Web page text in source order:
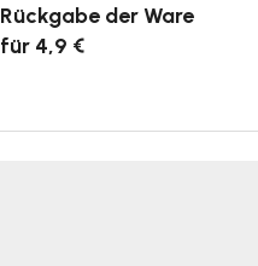
Rückgabe der Ware
für 4,9 €